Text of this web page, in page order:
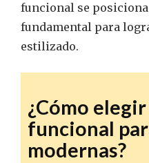
funcional se
fundamental para
estilizado.
¿Cómo
funcional
modernas?